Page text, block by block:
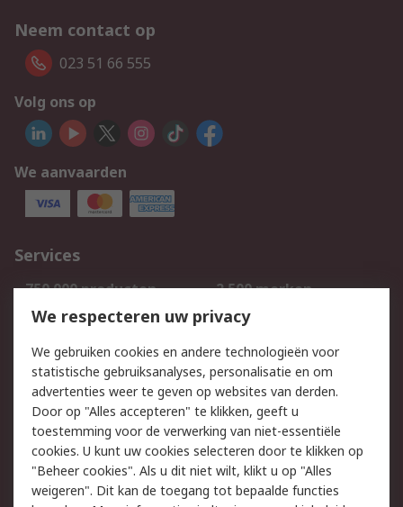
Neem contact op
023 51 66 555
Volg ons op
We aanvaarden
Services
750.000 producten
2.500 merken
Bestellen
Inkoopoplossingen
Track & Trace
Wettelijk
Cookiebeleid
Email veiligheid
Privacybeleid
Websitevoorwaarden
Algemene
We respecteren uw privacy
We gebruiken cookies en andere technologieën voor
statistische gebruiksanalyses, personalisatie en om
advertenties weer te geven op websites van derden.
Door op "Alles accepteren" te klikken, geeft u
toestemming voor de verwerking van niet-essentiële
cookies. U kunt uw cookies selecteren door te klikken op
"Beheer cookies". Als u dit niet wilt, klikt u op "Alles
weigeren". Dit kan de toegang tot bepaalde functies